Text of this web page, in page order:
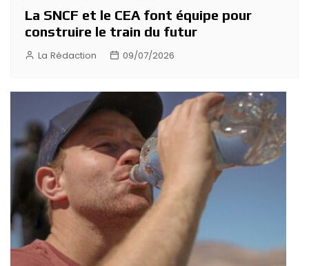
La SNCF et le CEA font équipe pour
construire le train du futur
La Rédaction 09/07/2026